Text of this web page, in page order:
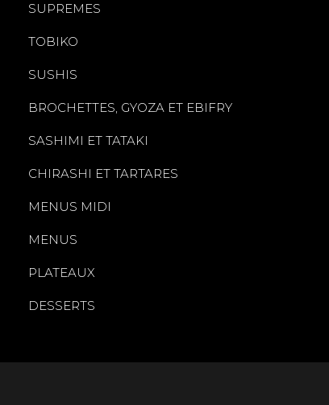
SUPREMES
TOBIKO
SUSHIS
BROCHETTES, GYOZA ET EBIFRY
SASHIMI ET TATAKI
CHIRASHI ET TARTARES
MENUS MIDI
MENUS
PLATEAUX
DESSERTS